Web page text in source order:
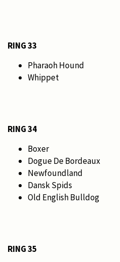
RING 33
Pharaoh Hound
Whippet
RING 34
Boxer
Dogue De Bordeaux
Newfoundland
Dansk Spids
Old English Bulldog
RING 35